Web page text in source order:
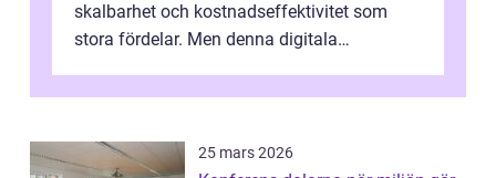
skalbarhet och kostnadseffektivitet som
stora fördelar. Men denna digitala
25 mars 2026